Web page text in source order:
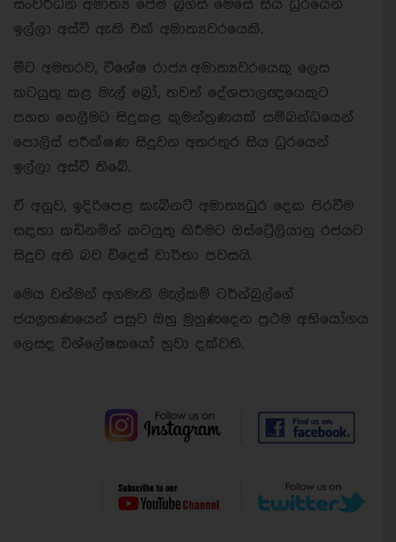
සංවර්ධන අමාත්‍ය ජෙමී බ්‍රිග්ස් මෙසේ සිය ධුරයෙන්
ඉල්ලා අස්වී ඇති එක් අමාත්‍යවරයෙකි.
මීට අමතරව, විශේෂ රාජ්‍ය අමාත්‍යවරයෙකු ලෙස
කටයුතු කළ මැල් බ්‍රෝ, තවත් දේශපාලඥයෙකුට
පහත හෙලීමට සිදුකළ කුමන්ත්‍රණයක් සම්බන්ධයෙන්
පොලිස් පරීක්ෂණ සිදුවන අතරතුර සිය ධුරයෙන්
ඉල්ලා අස්වී තිබේ.
ඒ අනුව, ඉදිරිපෙළ කැබිනට් අමාත්‍යධුර දෙක පිරවීම
සඳහා කඩිනමින් කටයුතු කිරීමට ඔස්ට්‍රේලියානු රජයට
සිදුව අති බව විදෙස් වාර්තා පවසයි.
මෙය වත්මන් අගමැති මැල්කම් ටර්න්බුල්ගේ
ජයග්‍රහණයෙන් පසුව ඔහු මුහුණදෙන ප්‍රථම අභියෝගය
ලෙසද විශ්ලේෂකයෝ හුවා දක්වති.